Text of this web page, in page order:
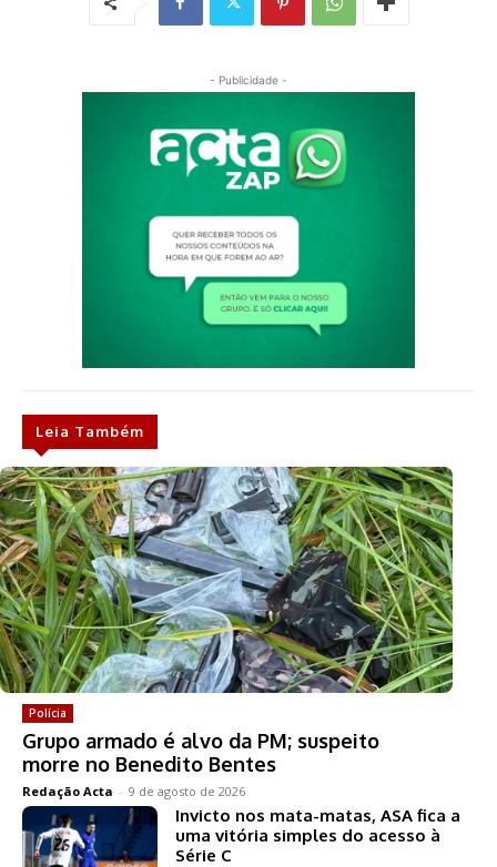
- Publicidade -
Leia Também
Polícia
Grupo armado é alvo da PM; suspeito
morre no Benedito Bentes
Redação Acta - 9 de agosto de 2026
Invicto nos mata-matas, ASA fica a
uma vitória simples do acesso à
Série C